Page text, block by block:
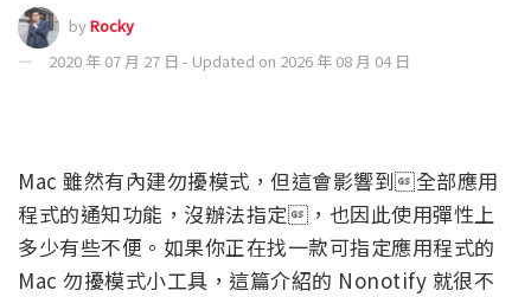
byRocky
2020 年 07 月 27 日 - Updated on 2026 年 08 月 04 日
Mac 雖然有內建勿擾模式，但這會影響到全部應用
程式的通知功能，沒辦法指定，也因此使用彈性上
多少有些不便。如果你正在找一款可指定應用程式的
Mac 勿擾模式小工具，這篇介紹的 Nonotify 就很不